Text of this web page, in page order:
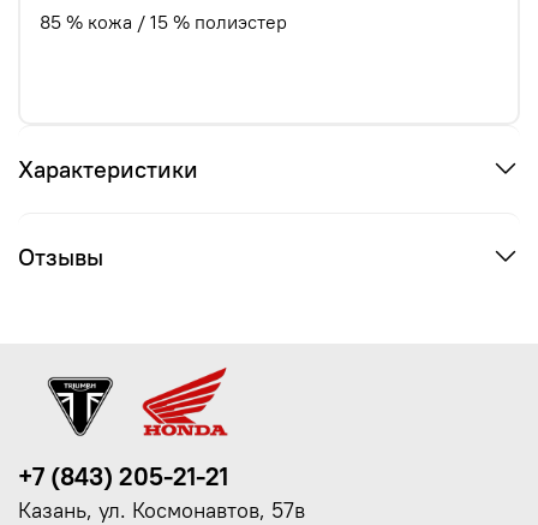
85 % кожа / 15 % полиэстер
Характеристики
Отзывы
+7 (843) 205-21-21
Казань, ул. Космонавтов, 57в